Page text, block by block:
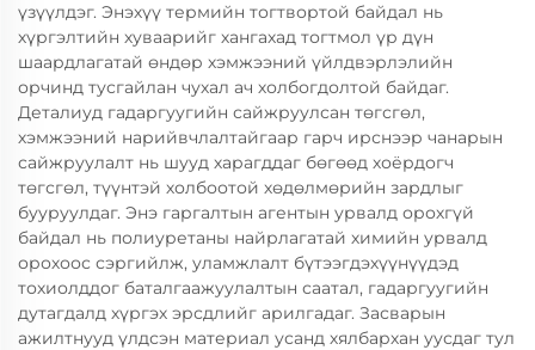
үзүүлдэг. Энэхүү термийн тогтвортой байдал нь
хүргэлтийн хуваарийг хангахад тогтмол үр дүн
шаардлагатай өндөр хэмжээний үйлдвэрлэлийн
орчинд тусгайлан чухал ач холбогдолтой байдаг.
Деталиуд гадаргуугийн сайжруулсан төгсгөл,
хэмжээний нарийвчлалтайгаар гарч ирснээр чанарын
сайжруулалт нь шууд харагддаг бөгөөд хоёрдогч
төгсгөл, түүнтэй холбоотой хөдөлмөрийн зардлыг
бууруулдаг. Энэ гаргалтын агентын урвалд орохгүй
байдал нь полиуретаны найрлагатай химийн урвалд
орохоос сэргийлж, уламжлалт бүтээгдэхүүнүүдэд
тохиолддог баталгаажуулалтын саатал, гадаргуугийн
дутагдалд хүргэх эрсдлийг арилгадаг. Засварын
ажилтнууд үлдсэн материал усанд хялбархан уусдаг тул